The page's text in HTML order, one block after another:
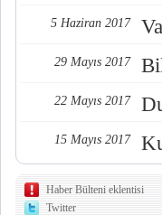
5 Haziran 2017
29 Mayıs 2017
22 Mayıs 2017
15 Mayıs 2017
Haber Bülteni eklentisi
Twitter